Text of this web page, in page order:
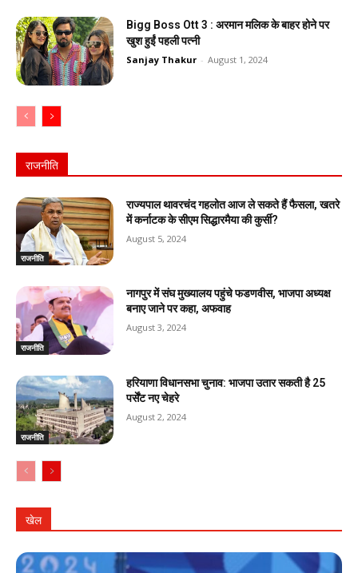
Bigg Boss Ott 3 : अरमान मलिक के बाहर होने पर
खुश हुईं पहली पत्नी
Sanjay Thakur - August 1, 2024
राजनीति
राजनीति
राज्यपाल थावरचंद गहलोत आज ले सकते हैं फैसला, खतरे
में कर्नाटक के सीएम सिद्धारमैया की कुर्सी?
August 5, 2024
राजनीति
नागपुर में संघ मुख्यालय पहुंचे फडणवीस, भाजपा अध्यक्ष
बनाए जाने पर कहा, अफवाह
August 3, 2024
राजनीति
हरियाणा विधानसभा चुनाव: भाजपा उतार सकती है 25
पर्सेंट नए चेहरे
August 2, 2024
खेल